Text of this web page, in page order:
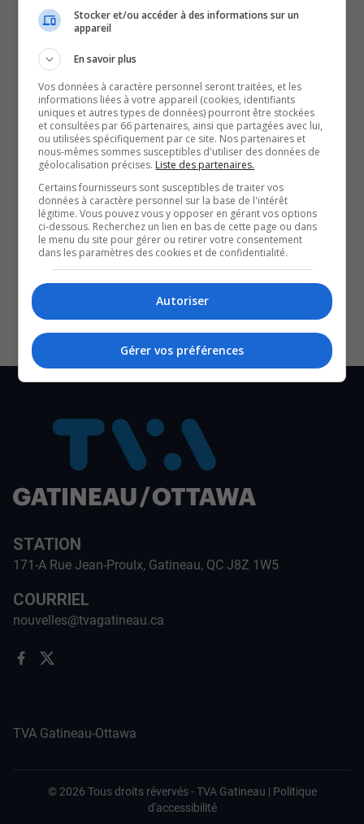
réaliste, selon l’indice de CAA-Québec, est de
1,92 $. Quelques endroits offrent encore un prix
sous la barre du 1,80 $.
À lire aussi :
Suspension de la taxe d’accise fédérale sur l’essence
Conflit en Iran | Des hausses constantes du prix de
l’essence attendues
Régie Essence Québec, la nouvelle carte interactive
sur le prix de l’essence
X
SOUTENIR NOS MÉDIAS, C’EST PROTÉGER NOTRE
CULTURE ET NOTRE ÉCONOMIE
STATION
171-A Rue Jean-Proulx, Gatineau, QC J8Z 1W5
COURRIEL
nouvelles@tvagatineau.ca
TVA Gatineau-Ottawa
© 2026 Tous droits révervés -TVA Gatineau | Politique
d'accessibilité
Stocker et/ou accéder à des informations sur un
appareil
En savoir plus
Vos données à caractère personnel seront traitées, et les
informations liées à votre appareil (cookies, identifiants
uniques et autres types de données) pourront être stockées
et consultées par 66 partenaires, ainsi que partagées avec lui,
ou utilisées spécifiquement par ce site. Nos partenaires et
nous-mêmes sommes susceptibles d'utiliser des données de
géolocalisation précises. Liste des partenaires.
Certains fournisseurs sont susceptibles de traiter vos
données à caractère personnel sur la base de l'intérêt
légitime. Vous pouvez vous y opposer en gérant vos options
ci-dessous. Recherchez un lien en bas de cette page ou dans
le menu du site pour gérer ou retirer votre consentement
dans les paramètres des cookies et de confidentialité.
Autoriser
Gérer vos préférences